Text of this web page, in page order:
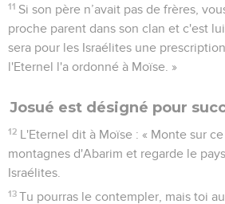
11 Si son père n’avait pas de frères,
proche parent dans son clan et c'est
sera pour les Israélites une
l'Eternel l'a ordonné à Moïse. »
Josué est désigné pour
12 L'Eternel dit à Moïse : « Monte sur
montagnes d'Abarim et regarde le
Israélites.
13 Tu pourras le contempler, mais toi